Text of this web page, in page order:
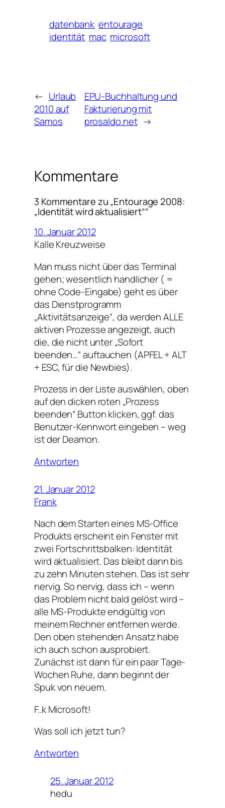
datenbank entourage
identität mac microsoft
← Urlaub
2010 auf
Samos
EPU-Buchhaltung und
Fakturierung mit
prosaldo.net →
Kommentare
3 Kommentare zu „Entourage 2008:
„Identität wird aktualisiert““
10. Januar 2012
Kalle Kreuzweise
Man muss nicht über das Terminal
gehen; wesentlich handlicher ( =
ohne Code-Eingabe) geht es über
das Dienstprogramm
„Aktivitätsanzeige“, da werden ALLE
aktiven Prozesse angezeigt, auch
die, die nicht unter „Sofort
beenden…“ auftauchen (APFEL + ALT
+ ESC, für die Newbies).
Prozess in der Liste auswählen, oben
auf den dicken roten „Prozess
beenden“ Button klicken, ggf. das
Benutzer-Kennwort eingeben – weg
ist der Deamon.
Antworten
21. Januar 2012
Frank
Nach dem Starten eines MS-Office
Produkts erscheint ein Fenster mit
zwei Fortschrittsbalken: Identität
wird aktualisiert. Das bleibt dann bis
zu zehn Minuten stehen. Das ist sehr
nervig. So nervig, dass ich – wenn
das Problem nicht bald gelöst wird –
alle MS-Produkte endgültig von
meinem Rechner entfernen werde.
Den oben stehenden Ansatz habe
ich auch schon ausprobiert.
Zunächst ist dann für ein paar Tage-
Wochen Ruhe, dann beginnt der
Spuk von neuem.
F..k Microsoft!
Was soll ich jetzt tun?
Antworten
25. Januar 2012
hedu